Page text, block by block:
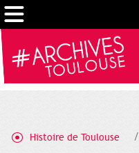
Histoire de Toulouse
Gestion de vos préférences